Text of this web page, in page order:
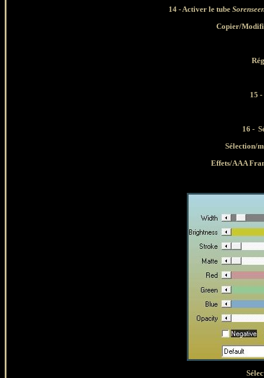
14 - Activer le tube
Copier/
15
16 -
Sélection/
Effets/AAA